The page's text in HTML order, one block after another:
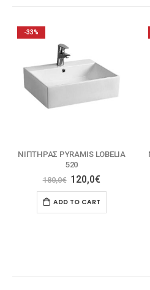
-43%
ΝΙΠΤΗΡΑΣ PYRAMIS NOLANA
510
220,0€ 125,0€
ADD TO CART